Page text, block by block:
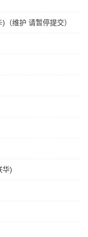
维护 请暂停提交）
华)